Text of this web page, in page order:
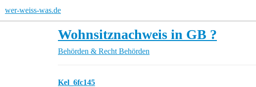
wer-weiss-was.de
Wohnsitznachweis in GB ?
Behörden & Recht Behörden
Kel_6fc145